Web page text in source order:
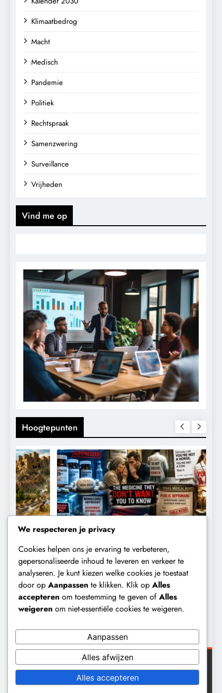
Klimaatbedrog
Macht
Medisch
Pandemie
Politiek
Rechtspraak
Samenzwering
Surveillance
Vrijheden
Vind me op
Hoogtepunten
CENSUUR CONTROLE
De medicatie die volgens sommige
kankerpatiënten verborgen blijft voor
hun eigen arts.
Digital Newspaper - Veelzijdig nieuws WordPress
thema 2026. Powered ByBlazeThemes.
We respecteren je privacy
Cookies helpen ons je ervaring te verbeteren,
gepersonaliseerde inhoud te leveren en verkeer te
analyseren. Je kunt kiezen welke cookies je toestaat
door op Aanpassen te klikken. Klik op Alles
accepteren om toestemming te geven of Alles
weigeren om niet-essentiële cookies te weigeren.
Aanpassen
Alles afwijzen
Alles accepteren